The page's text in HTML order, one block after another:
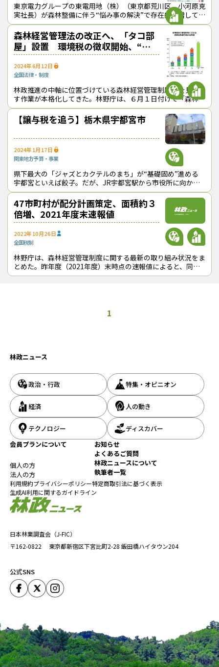
東京電力グループの東電用地（株）（東京都荒川区、小河原克
実社長）が森林整備に伴う“悩み事の解決”で存在感を増してき
ている。同社は、電力設備用地の取得や管理などで培ったノウ
ハウを活かして、公共用地等に
森林経営管理法の改正へ、「タコ部
屋」設置 環境税の徴収開始、“目
に見える成果”を
2024年6月12日
全国法律・制度
林政推進の中軸に位置づけている森林経営管理制度*1を見直
す作業が本格化してきた。林野庁は、６月１日付けで「森林経
営管理法等法改正検討室」（通称「タコ部屋」）を設置。城風
人・森林利用課森林集積推進室長
【譲与税を追う】栃木県宇都宮市
2024年1月17日
関東地方予算・事業
県下最大の「ジャズとカクテルのまち」が“基礎固め”進める
宇都宮といえば餃子。だが、JR宇都宮駅から市役所に向かう
市内循環バスに乗ると、「ジャズとカクテルのまち」というア
ナウンスが流れてきた。
47市町村が配分計画策定、面積約３
倍増、2021年度末速報値
2022年10月26日
全国税制
林野庁は、森林経営管理制度に関する最新の取り組み状況をま
とめた。昨年度（2021年度）末時点の速報値によると、同制
度の対象となる1,223市町村のうち973市町村が森林所有者へ
1
日本林業調査会（J-FIC）
〒162-0822
東京都新宿区下宮比町2-28 飯田橋ハイタウン204
公式SNS
林政ニュース
政治・行政 特集・オピニオン
経済 人の動き
テクノロジー
ディスカバー
会員プランについて
個人の方
法人の方
お知らせ
よくあるご質問
林政ニュースについて
執筆者一覧
利用規約プライバシーポリシー特定商取引法に基づく表示
生成AI利用に関するガイドライン